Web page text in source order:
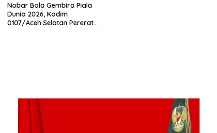
Nobar Bola Gembira Piala
Dunia 2026, Kodim
0107/Aceh Selatan Pererat